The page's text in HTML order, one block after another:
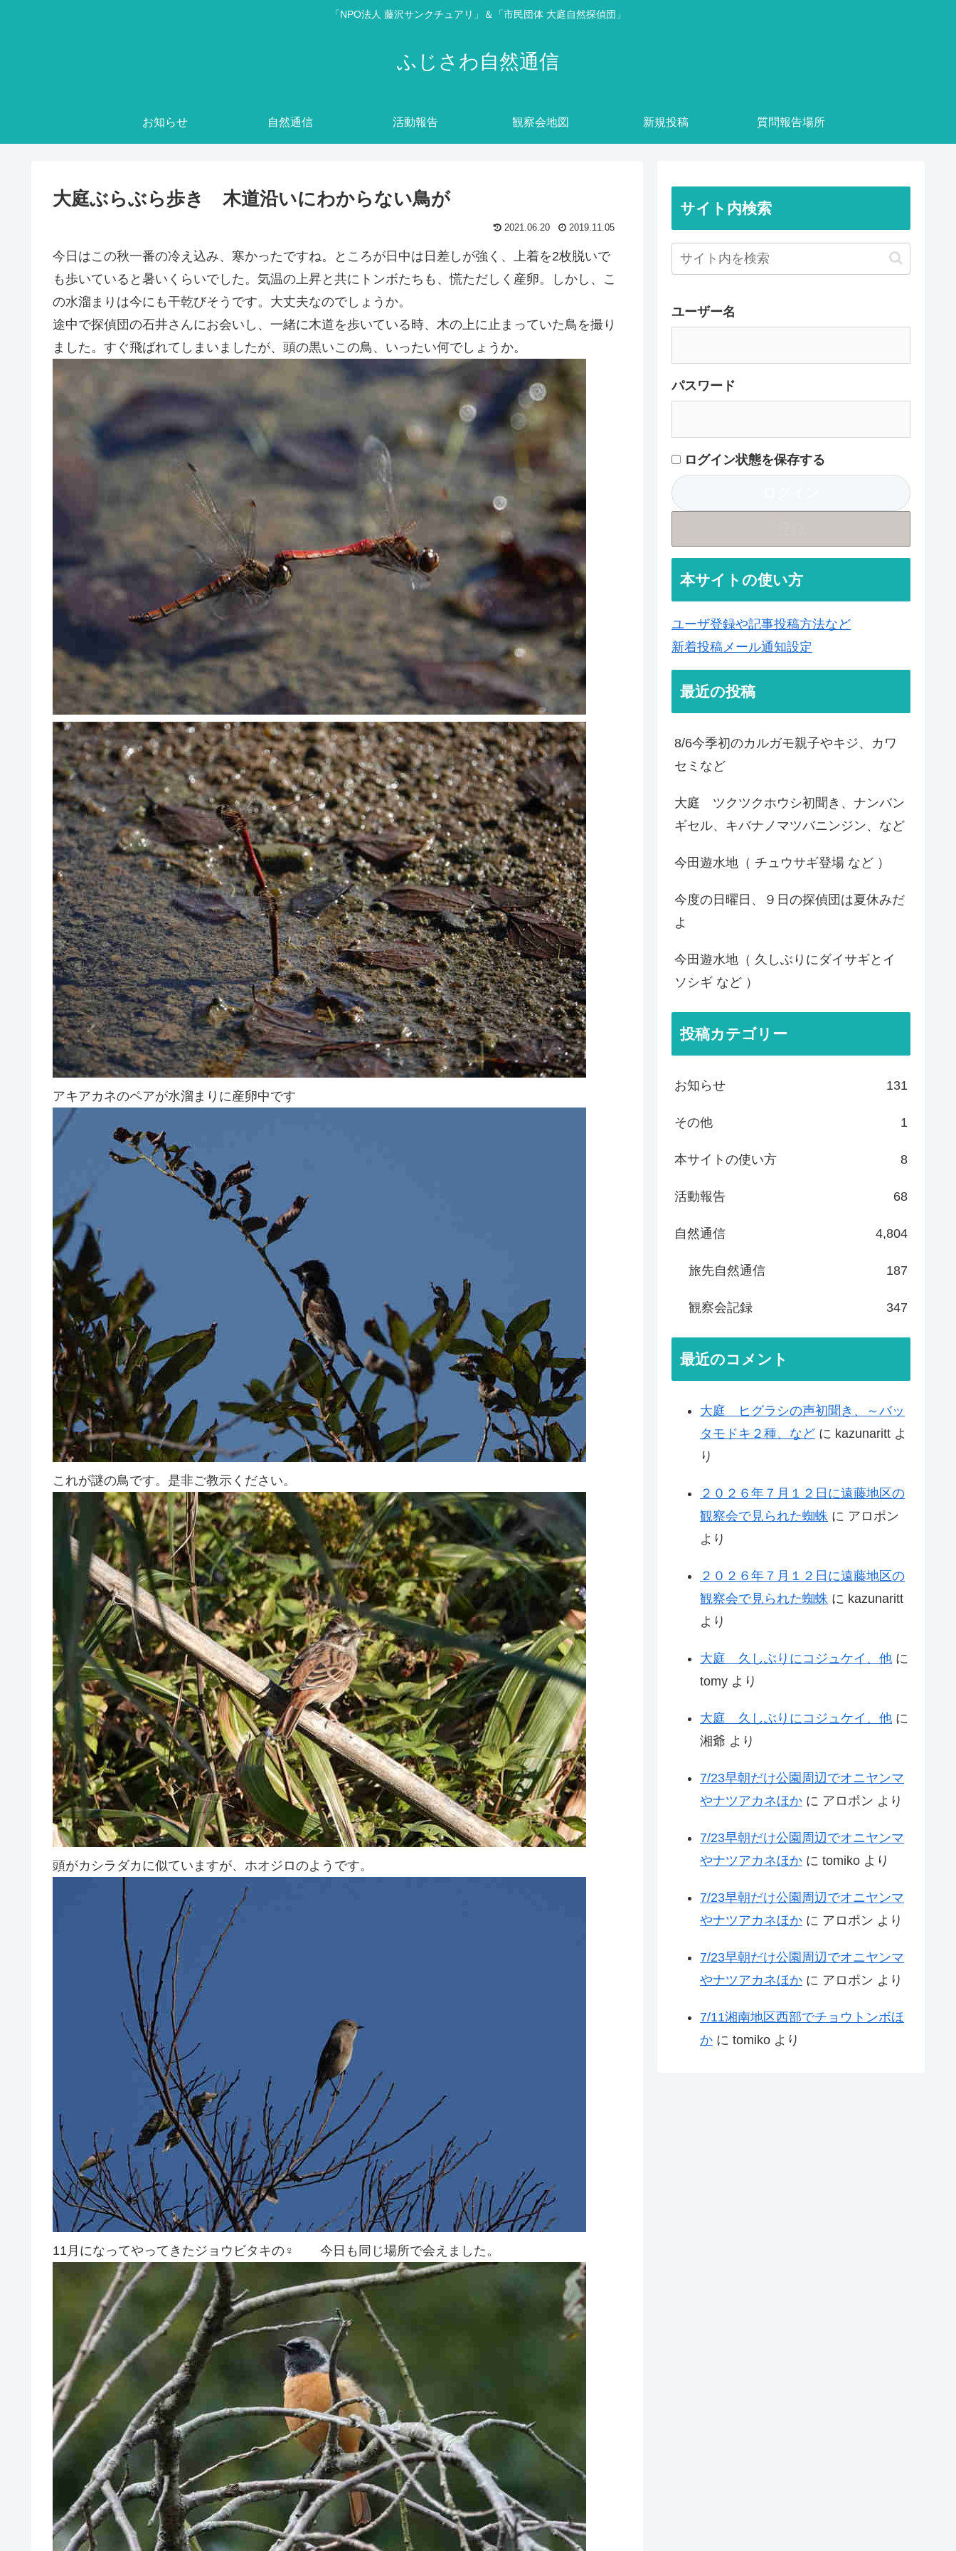
「NPO法人 藤沢サンクチュアリ」＆「市民団体 大庭自然探偵団」
ふじさわ自然通信
お知らせ 自然通信 活動報告 観察会地図 新規投稿 質問報告場所
大庭ぶらぶら歩き 木道沿いにわからない鳥が
2021.06.20 2019.11.05
今日はこの秋一番の冷え込み、寒かったですね。ところが日中は日差しが強く、上着を2枚脱いで
も歩いていると暑いくらいでした。気温の上昇と共にトンボたちも、慌ただしく産卵。しかし、こ
の水溜まりは今にも干乾びそうです。大丈夫なのでしょうか。
途中で探偵団の石井さんにお会いし、一緒に木道を歩いている時、木の上に止まっていた鳥を撮り
ました。すぐ飛ばれてしまいましたが、頭の黒いこの鳥、いったい何でしょうか。
アキアカネのペアが水溜まりに産卵中です
これが謎の鳥です。是非ご教示ください。
頭がカシラダカに似ていますが、ホオジロのようです。
11月になってやってきたジョウビタキの♀ 今日も同じ場所で会えました。
サイト内検索
ユーザー名
パスワード
ログイン状態を保存する
本サイトの使い方
ユーザ登録や記事投稿方法など
新着投稿メール通知設定
最近の投稿
8/6今季初のカルガモ親子やキジ、カワ
セミなど
大庭 ツクツクホウシ初聞き、ナンバン
ギセル、キバナノマツバニンジン、など
今田遊水地（ チュウサギ登場 など ）
今度の日曜日、９日の探偵団は夏休みだ
よ
今田遊水地（ 久しぶりにダイサギとイ
ソシギ など ）
投稿カテゴリー
お知らせ 131
その他 1
本サイトの使い方 8
活動報告 68
自然通信 4,804
旅先自然通信 187
観察会記録 347
最近のコメント
大庭 ヒグラシの声初聞き、～バッ
タモドキ２種、など に kazunaritt よ
り
２０２６年７月１２日に遠藤地区の
観察会で見られた蜘蛛 に アロポン
より
２０２６年７月１２日に遠藤地区の
観察会で見られた蜘蛛 に kazunaritt
より
大庭 久しぶりにコジュケイ、他 に
tomy より
大庭 久しぶりにコジュケイ、他 に
湘爺 より
7/23早朝だけ公園周辺でオニヤンマ
やナツアカネほか に アロポン より
7/23早朝だけ公園周辺でオニヤンマ
やナツアカネほか に tomiko より
7/23早朝だけ公園周辺でオニヤンマ
やナツアカネほか に アロポン より
7/23早朝だけ公園周辺でオニヤンマ
やナツアカネほか に アロポン より
7/11湘南地区西部でチョウトンボほ
か に tomiko より